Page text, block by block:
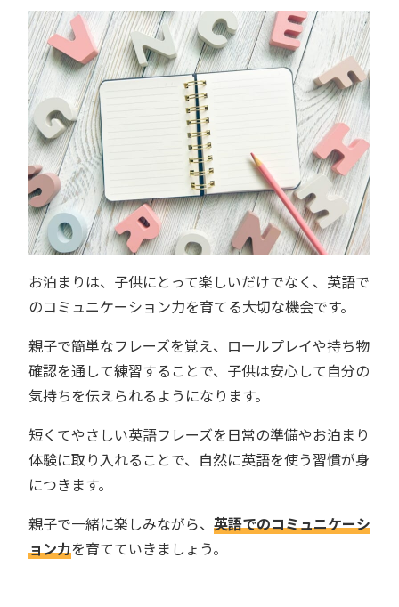
お泊まりは、子供にとって楽しいだけでなく、英語で
のコミュニケーション力を育てる大切な機会です。
親子で簡単なフレーズを覚え、ロールプレイや持ち物
確認を通して練習することで、子供は安心して自分の
気持ちを伝えられるようになります。
短くてやさしい英語フレーズを日常の準備やお泊まり
体験に取り入れることで、自然に英語を使う習慣が身
につきます。
親子で一緒に楽しみながら、 英語でのコミュニケーシ
ョン力を育てていきましょう。